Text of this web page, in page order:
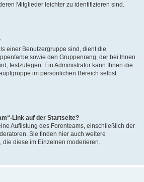
Mitglieder leichter zu identifizieren sind.
einer Benutzergruppe sind, dient die
sowie den Gruppenrang, der bei Ihnen
festzulegen. Ein Administrator kann Ihnen die
im persönlichen Bereich selbst
Link auf der Startseite?
Auflistung des Forenteams, einschließlich der
Sie finden hier auch weitere
die diese im Einzelnen moderieren.